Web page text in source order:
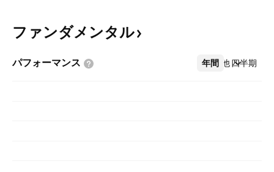
ファンダメンタル
パフォーマンス 年間 四半期
その他